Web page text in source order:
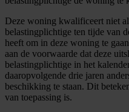
Deze woning kwalificeert niet
belastingplichtige ten tijde van
heeft om in deze woning te
aan de voorwaarde dat deze
belastingplichtige in het
daaropvolgende drie jaren
beschikking te staan. Dit
van toepassing is.